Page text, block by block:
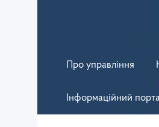
Про управління
Інформаційний